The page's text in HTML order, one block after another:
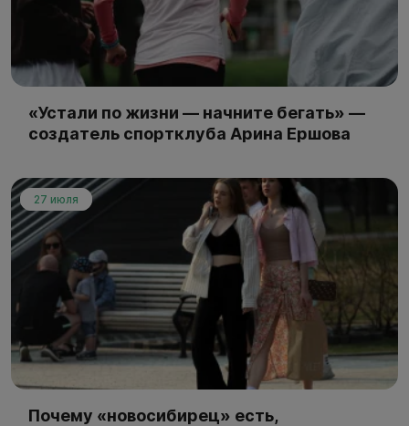
«Устали по жизни — начните бегать» —
создатель спортклуба Арина Ершова
27 июля
Почему «новосибирец» есть,